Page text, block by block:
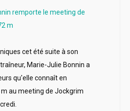
remporte le meeting de
m
cet été suite à son
Marie-Julie Bonnin a
qu'elle connaît en
au meeting de Jockgrim